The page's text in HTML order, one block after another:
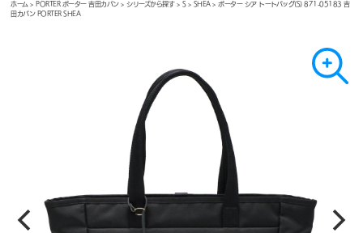
ホーム > PORTER ポーター 吉田カバン>シリーズから探す> S> SHEA> ポーター シア トートバッグ(S) 871-05183 吉
田カバン PORTER SHEA